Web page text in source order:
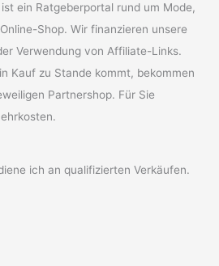
ein Ratgeberportal rund um Mode,
Shop. Wir finanzieren unsere
Verwendung von Affiliate-Links.
Kauf zu Stande kommt, bekommen
Partnershop. Für Sie
ich an qualifizierten Verkäufen.